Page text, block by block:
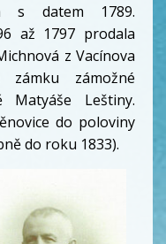
s datem 1789.
až 1797 prodala
z Vacínova
zámku zámožné
Matyáše Leštiny.
do poloviny
do roku 1833).